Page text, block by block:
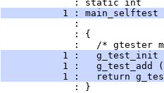
: static int
1 : main_selftest
:
: {
:   /* gtester
1 :   g_test_init
1 :   g_test_add
1 :   return
: }